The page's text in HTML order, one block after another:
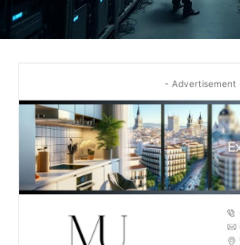
- Advertisement